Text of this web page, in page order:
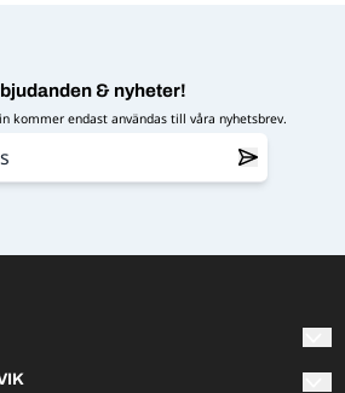
& nyheter!
kommer endast användas till våra nyhetsbrev.
oss om du har några frågor!